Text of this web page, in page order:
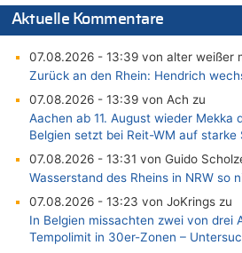
Aktuelle Kommentare
07.08.2026 - 13:39 von alter weißer
Zurück an den Rhein: Hendrich
07.08.2026 - 13:39 von Ach zu
Aachen ab 11. August wieder Mekka
Belgien setzt bei Reit-WM auf starke
07.08.2026 - 13:31 von Guido
Wasserstand des Rheins in NRW so
07.08.2026 - 13:23 von JoKrings zu
In Belgien missachten zwei von drei
Tempolimit in 30er-Zonen –